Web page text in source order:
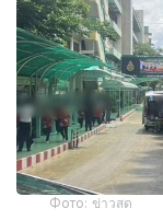
Фото: ข่าวสด